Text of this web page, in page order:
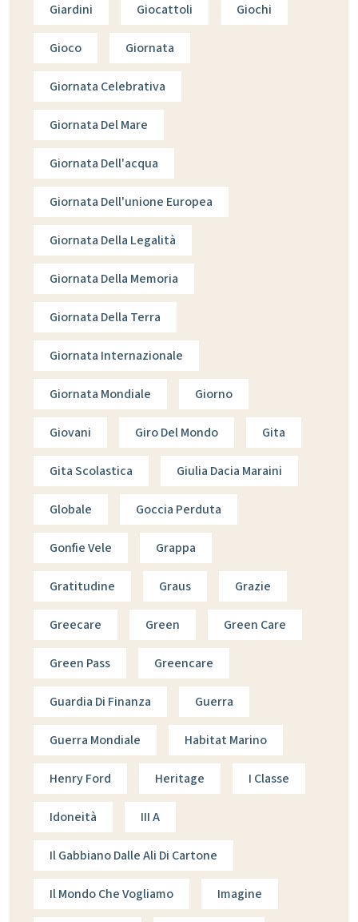
Giardini Giocattoli Giochi
Gioco Giornata
Giornata Celebrativa
Giornata Del Mare
Giornata Dell'acqua
Giornata Dell'unione Europea
Giornata Della Legalità
Giornata Della Memoria
Giornata Della Terra
Giornata Internazionale
Giornata Mondiale Giorno
Giovani Giro Del Mondo Gita
Gita Scolastica Giulia Dacia Maraini
Globale Goccia Perduta
Gonfie Vele Grappa
Gratitudine Graus Grazie
Greecare Green Green Care
Green Pass Greencare
Guardia Di Finanza Guerra
Guerra Mondiale Habitat Marino
Henry Ford Heritage I Classe
Idoneità III A
Il Gabbiano Dalle Ali Di Cartone
Il Mondo Che Vogliamo Imagine